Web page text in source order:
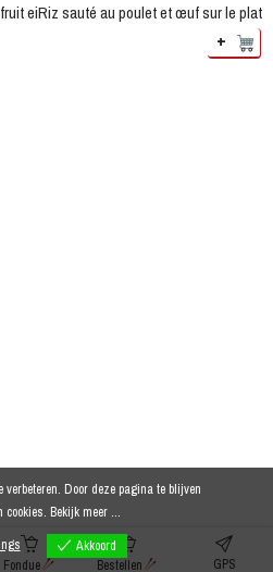
eiRiz sauté au poulet et œuf sur le plat
+
Fondue Bestellen GPS
Door deze pagina te blijven
cookies. Bekijk meer ...
Akkoord